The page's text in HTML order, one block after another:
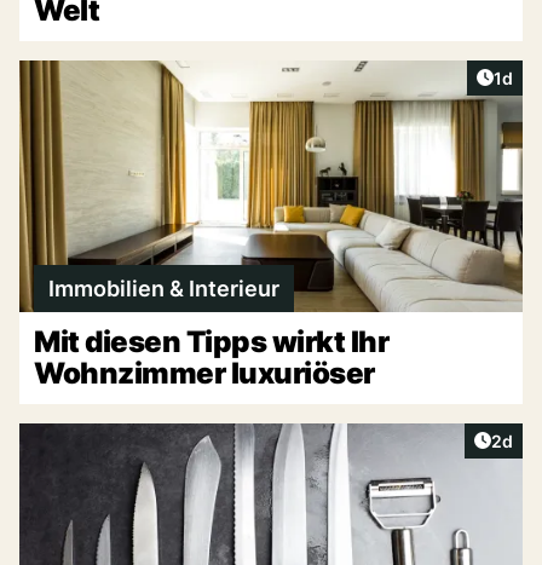
Welt
1d
Immobilien & Interieur
Mit diesen Tipps wirkt Ihr
Wohnzimmer luxuriöser
2d